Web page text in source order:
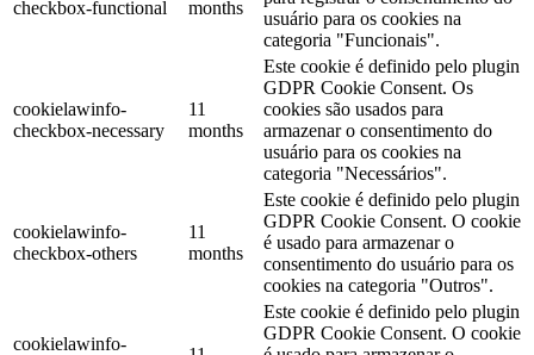
checkbox-functional
months
usuário para os cookies na
categoria "Funcionais".
cookielawinfo-
checkbox-necessary
11
months
Este cookie é definido pelo plugin
GDPR Cookie Consent. Os
cookies são usados ​​para
armazenar o consentimento do
usuário para os cookies na
categoria "Necessários".
cookielawinfo-
checkbox-others
11
months
Este cookie é definido pelo plugin
GDPR Cookie Consent. O cookie
é usado para armazenar o
consentimento do usuário para os
cookies na categoria "Outros".
cookielawinfo-
Este cookie é definido pelo plugin
GDPR Cookie Consent. O cookie